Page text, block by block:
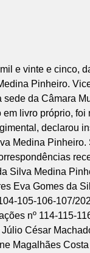
e vinte e cinco,
Pinheiro.
da Câmara
livro próprio,
declarou
Medina
Silva Medina
Eva Gomes da
105-106-107/
nº 114-115-
César
Magalhães